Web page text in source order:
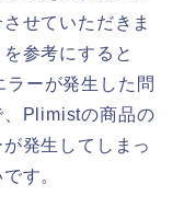
せていただきま
参考にすると
ーが発生した問
、Plimistの商品の
発生してしまっ
す。